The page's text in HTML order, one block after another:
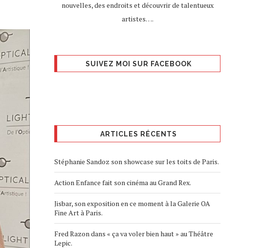
nouvelles, des endroits et découvrir de talentueux
artistes….
SUIVEZ MOI SUR FACEBOOK
ARTICLES RÉCENTS
Stéphanie Sandoz son showcase sur les toits de Paris.
Action Enfance fait son cinéma au Grand Rex.
Jisbar, son exposition en ce moment à la Galerie OA
Fine Art à Paris.
Fred Razon dans « ça va voler bien haut » au Théâtre
Lepic.